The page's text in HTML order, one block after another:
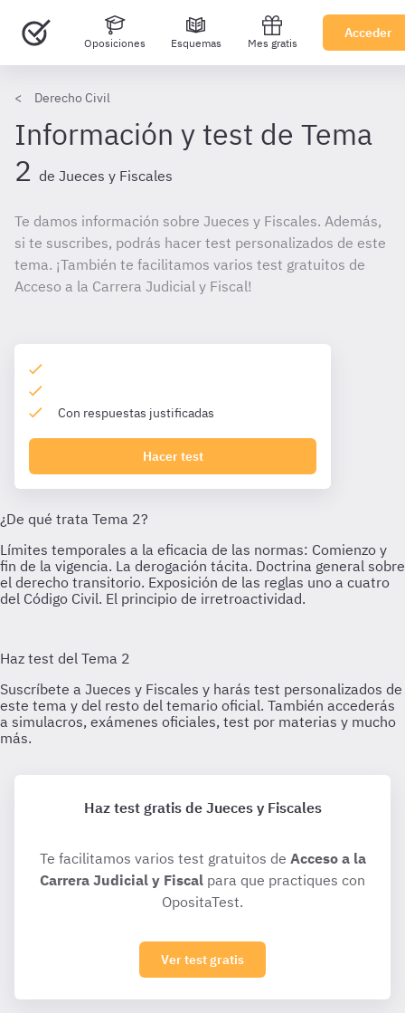
Oposiciones Esquemas Mes gratis
Acceder
Derecho Civil
Información y test de Tema
2 de Jueces y Fiscales
Te damos información sobre Jueces y Fiscales. Además,
si te suscribes, podrás hacer test personalizados de este
tema. ¡También te facilitamos varios test gratuitos de
Acceso a la Carrera Judicial y Fiscal!
Con respuestas justificadas
Hacer test
Haz test gratis de Jueces y Fiscales
Te facilitamos varios test gratuitos de Acceso a la
Carrera Judicial y Fiscal para que practiques con
OpositaTest.
Ver test gratis